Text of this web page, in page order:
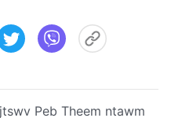
Peb Theem ntawm